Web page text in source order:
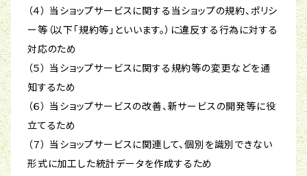
（４） 当ショップサービスに関する当ショップの規約、ポリシ
ー等（以下「規約等」といいます。）に違反する行為に対する
対応のため
（５） 当ショップサービスに関する規約等の変更などを通
知するため
（６） 当ショップサービスの改善、新サービスの開発等に役
立てるため
（７） 当ショップサービスに関連して、個別を識別できない
形式に加工した統計データを作成するため